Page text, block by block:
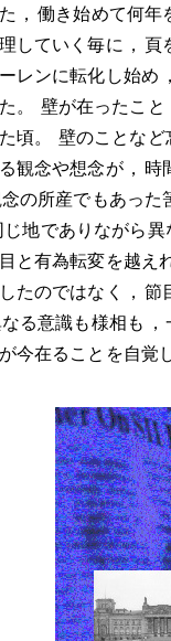
， 働き始めて何年
していく毎に ， 頁
レンに転化し始め
。 壁が在ったこと
頃。
壁のことな
観念や想念が ， 時
の所産でもあった
じ地でありながら
と有為転変を越え
たのではなく
， 節
る意識も様相も ，
今在ることを自覚